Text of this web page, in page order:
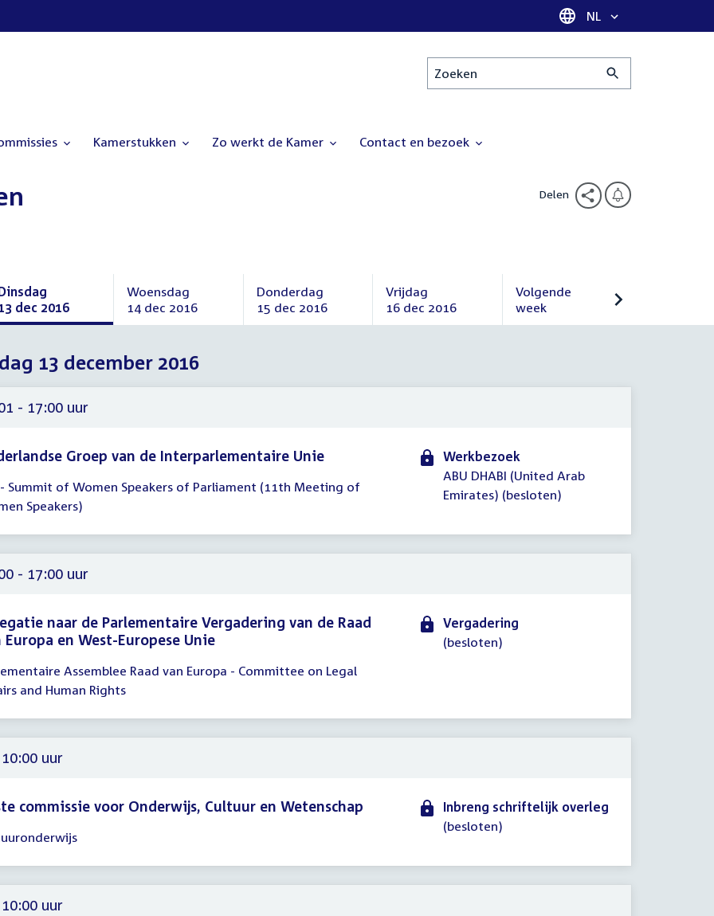
Taal selectie
NL
Zoeken
Kamerstukken Zo werkt de Kamer Contact en bezoek
Delen
dec 2016
Woensdag
14 dec 2016
Woensdag
december
2016
Donderdag
15 dec 2016
Donderdag
Vrijdag
16 dec 2016
Vrijdag
Volgende
week
Volgende
13 december 2016
- 17:00 uur
Groep van de Interparlementaire Unie
- Summit of Women Speakers of Parliament (11th Meeting of
Speakers)
Werkbezoek
ABU DHABI (United Arab
Emirates) (besloten)
- 17:00 uur
naar de Parlementaire Vergadering van de Raad
Europa en West-Europese Unie
Assemblee Raad van Europa - Committee on Legal
and Human Rights
Vergadering
(besloten)
uur
commissie voor Onderwijs, Cultuur en Wetenschap
Inbreng schriftelijk overleg
(besloten)
uur